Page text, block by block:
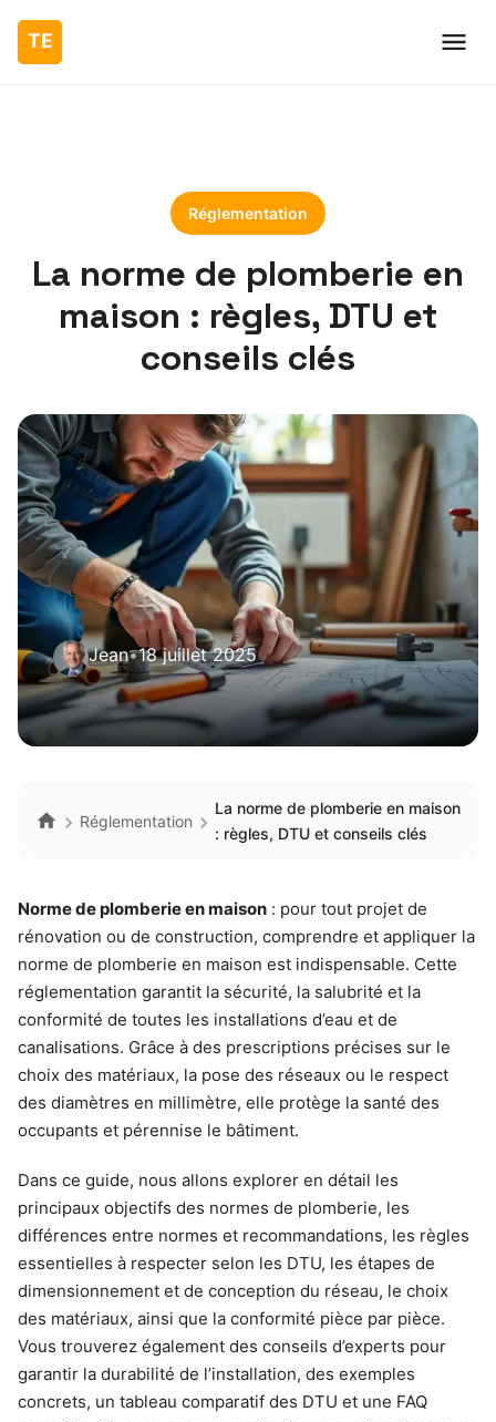
Réglementation
La norme de plomberie en
maison : règles, DTU et
conseils clés
Jean•18 juillet 2025
Réglementation
La norme de plomberie en maison
: règles, DTU et conseils clés
Norme de plomberie en maison : pour tout projet de
rénovation ou de construction, comprendre et appliquer la
norme de plomberie en maison est indispensable. Cette
réglementation garantit la sécurité, la salubrité et la
conformité de toutes les installations d’eau et de
canalisations. Grâce à des prescriptions précises sur le
choix des matériaux, la pose des réseaux ou le respect
des diamètres en millimètre, elle protège la santé des
occupants et pérennise le bâtiment.
Dans ce guide, nous allons explorer en détail les
principaux objectifs des normes de plomberie, les
différences entre normes et recommandations, les règles
essentielles à respecter selon les DTU, les étapes de
dimensionnement et de conception du réseau, le choix
des matériaux, ainsi que la conformité pièce par pièce.
Vous trouverez également des conseils d’experts pour
garantir la durabilité de l’installation, des exemples
concrets, un tableau comparatif des DTU et une FAQ